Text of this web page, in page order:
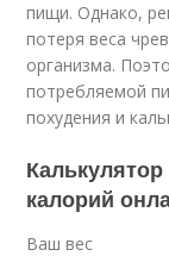
пищи. Однако,
потеря веса
организма.
потребляемой
похудения и
калорий
Ваш вес